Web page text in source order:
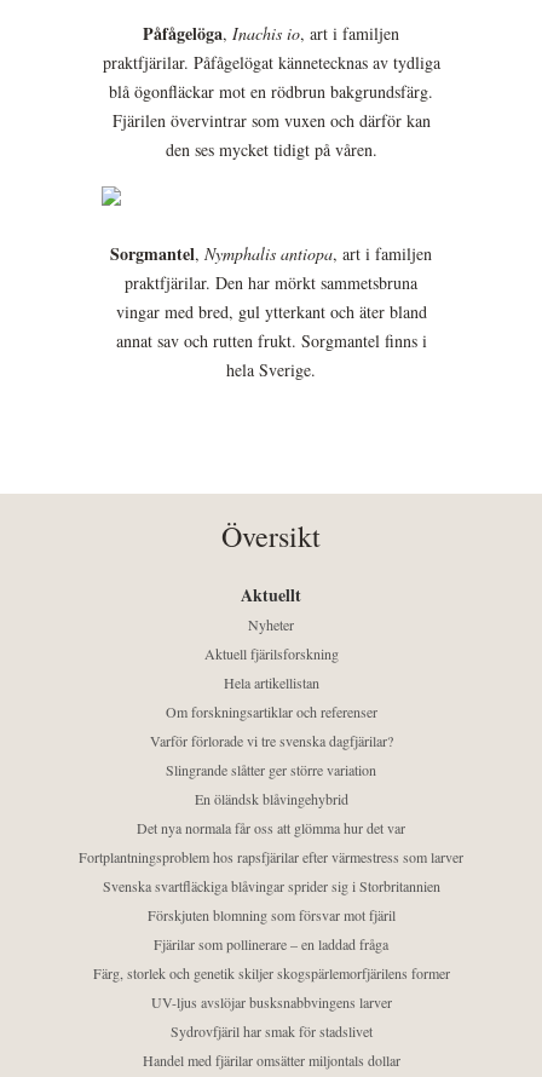
Påfågelöga, Inachis io, art i familjen
praktfjärilar. Påfågelögat kännetecknas av tydliga
blå ögonfläckar mot en rödbrun bakgrundsfärg.
Fjärilen övervintrar som vuxen och därför kan
den ses mycket tidigt på våren.
Sorgmantel, Nymphalis antiopa, art i familjen
praktfjärilar. Den har mörkt sammetsbruna
vingar med bred, gul ytterkant och äter bland
annat sav och rutten frukt. Sorgmantel finns i
hela Sverige.
Översikt
Aktuellt
Nyheter
Aktuell fjärilsforskning
Hela artikellistan
Om forskningsartiklar och referenser
Varför förlorade vi tre svenska dagfjärilar?
Slingrande slåtter ger större variation
En öländsk blåvingehybrid
Det nya normala får oss att glömma hur det var
Fortplantningsproblem hos rapsfjärilar efter värmestress som larver
Svenska svartfläckiga blåvingar sprider sig i Storbritannien
Förskjuten blomning som försvar mot fjäril
Fjärilar som pollinerare – en laddad fråga
Färg, storlek och genetik skiljer skogspärlemorfjärilens former
UV-ljus avslöjar busksnabbvingens larver
Sydrovfjäril har smak för stadslivet
Handel med fjärilar omsätter miljontals dollar